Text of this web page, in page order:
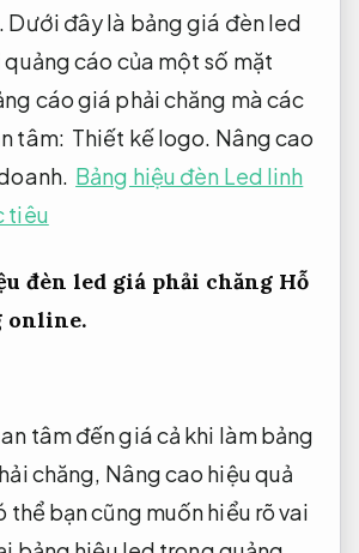
Dưới đây là bảng giá đèn led
quảng cáo của một số mặt
cáo giá phải chăng mà các
tâm: Thiết kế logo. Nâng cao
Bảng hiệu đèn Led linh
tiêu
đèn led giá phải chăng Hỗ
online.
tâm đến giá cả khi làm bảng
chăng, Nâng cao hiệu quả
thể bạn cũng muốn hiểu rõ vai